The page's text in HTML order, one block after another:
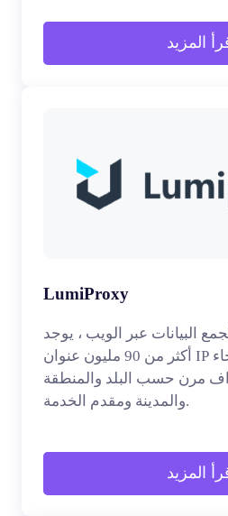
المزيد
LumiProxy
البيانات عبر الويب ، يوجد
أكثر من 90 مليون عنوان IP نشط في جميع أنحاء
مرن حسب البلد والمنطقة
والمدينة ومقدم الخدمة.
المزيد